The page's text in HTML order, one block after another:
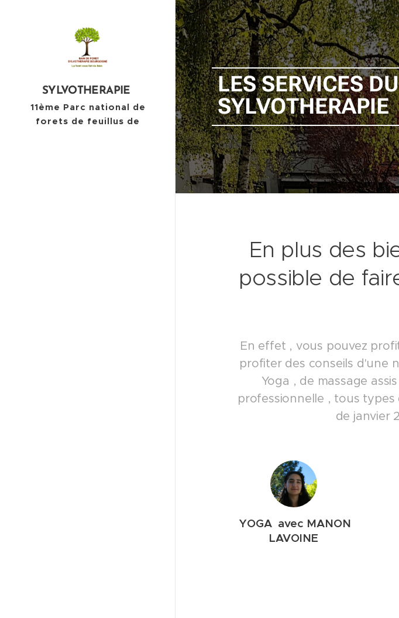
SYLVOTHERAPIE
11ème Parc national de
forets de feuillus de
LES SERVICES
SYLVOTHERAPIE
En plus des
possible de
En effet , vous pouvez
profiter des conseils d'une
Yoga , de massage
professionnelle , tous types
de janvier
YOGA avec MANON
LAVOINE